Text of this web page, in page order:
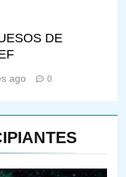
DE
ago 0